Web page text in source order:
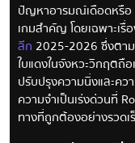
ปัญหาอารมณ์เดือดหรือ
เกมสำคัญ โดยเฉพาะเรื่
ลีก 2025-2026 ซึ่งตา
ใบแดงในจังหวะวิกฤตถื
ปรับปรุงความนิ่งและค
ความจำเป็นเร่งด่วนที่
ทางที่ถูกต้องอย่างรวดเ